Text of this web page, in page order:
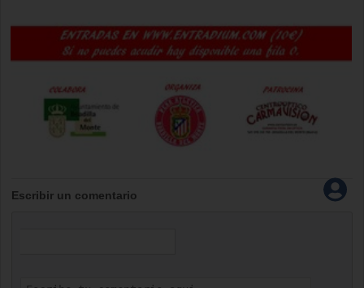
Escribir un comentario